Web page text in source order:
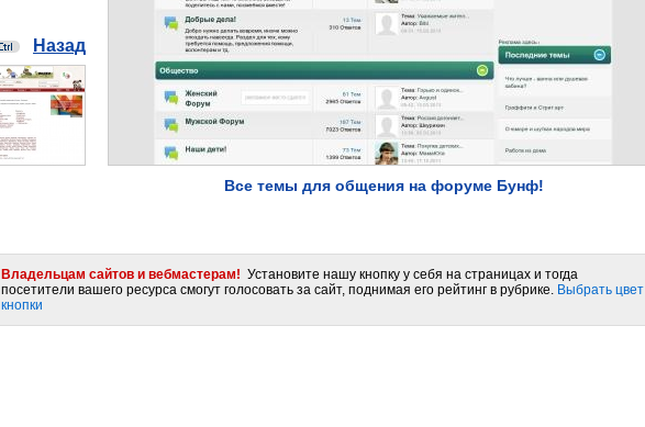
Назад
Все темы для общения на форуме Бунф!
Владельцам сайтов и вебмастерам! Установите нашу кнопку у себя на страницах и тогда
посетители вашего ресурса смогут голосовать за сайт, поднимая его рейтинг в рубрике. Выбрать цвет
кнопки